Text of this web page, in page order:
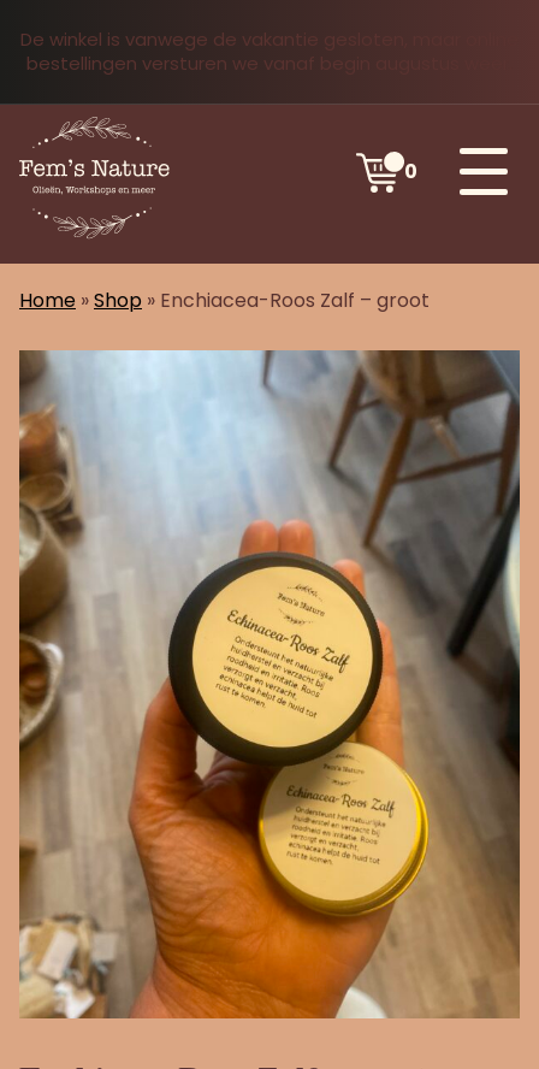
De winkel is vanwege de vakantie gesloten, maar online
bestellingen versturen we vanaf begin augustus weer.
0
Home »Shop » Enchiacea-Roos Zalf – groot